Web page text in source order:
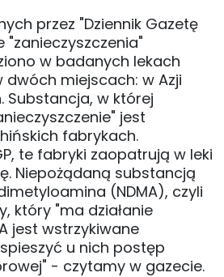
przez "Dziennik Gazetę
"zanieczyszczenia"
w badanych lekach
miejscach: w Azji
Substancja, w której
jest
fabrykach.
te fabryki zaopatrują w leki
Niepożądaną substancją
(NDMA), czyli
który "ma działanie
jest wstrzykiwane
u nich postęp
- czytamy w gazecie.